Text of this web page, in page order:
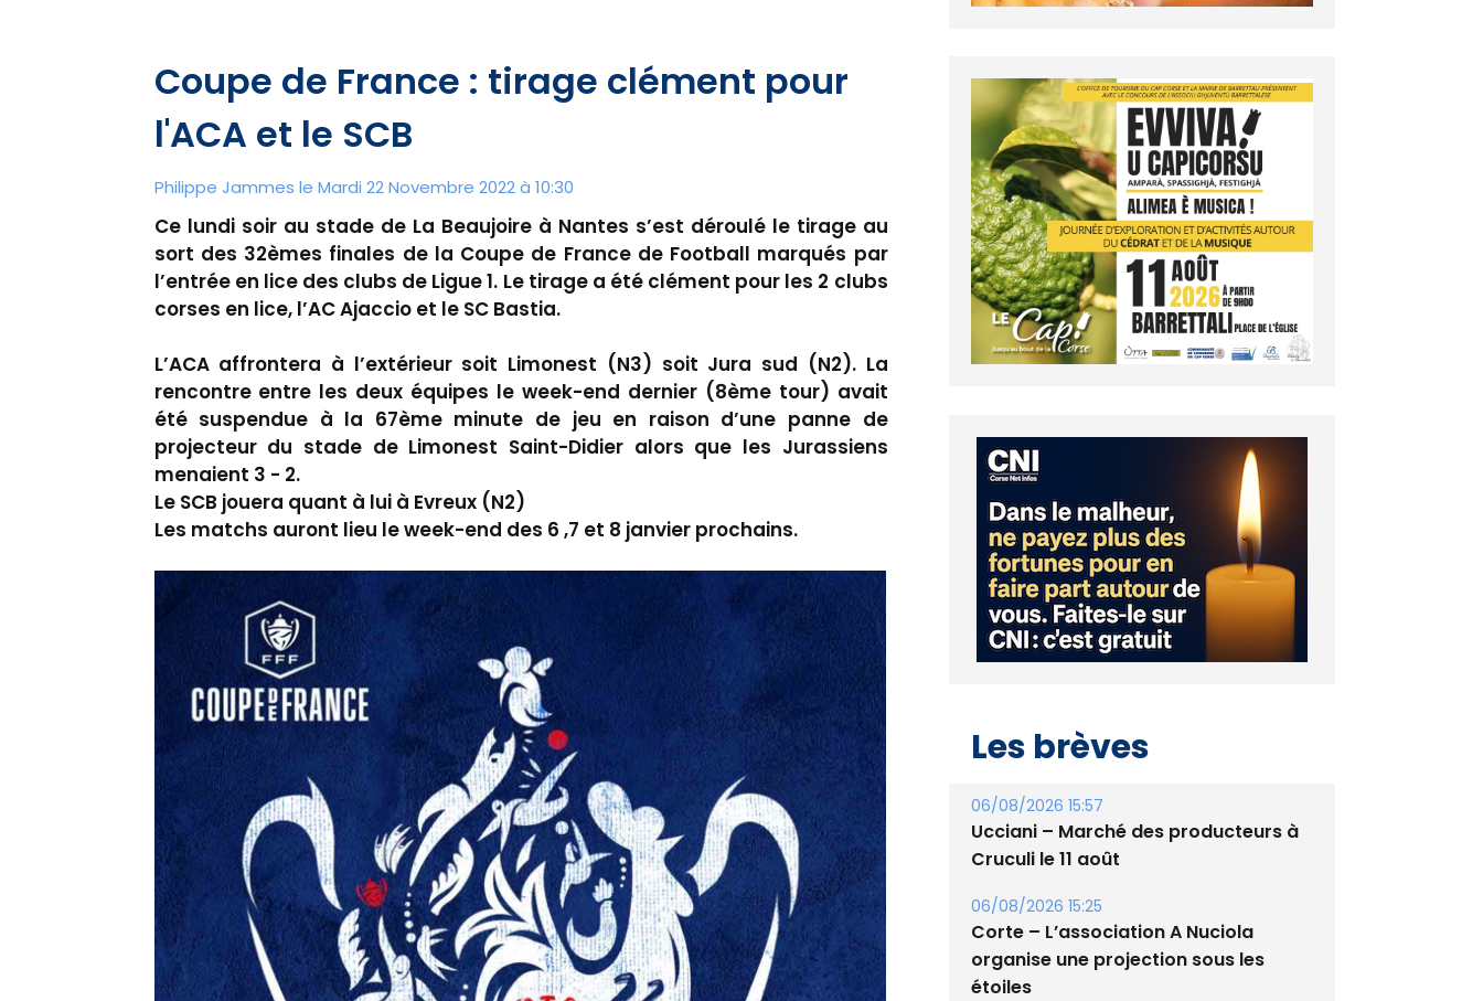
Coupe de France : tirage clément pour
l'ACA et le SCB
Philippe Jammes le Mardi 22 Novembre 2022 à 10:30
Ce lundi soir au stade de La Beaujoire à Nantes s’est déroulé le tirage au
sort des 32èmes finales de la Coupe de France de Football marqués par
l’entrée en lice des clubs de Ligue 1. Le tirage a été clément pour les 2 clubs
corses en lice, l’AC Ajaccio et le SC Bastia.
L’ACA affrontera à l’extérieur soit Limonest (N3) soit Jura sud (N2). La
rencontre entre les deux équipes le week-end dernier (8ème tour) avait
été suspendue à la 67ème minute de jeu en raison d’une panne de
projecteur du stade de Limonest Saint-Didier alors que les Jurassiens
menaient 3 - 2.
Le SCB jouera quant à lui à Evreux (N2)
Les matchs auront lieu le week-end des 6 ,7 et 8 janvier prochains.
Les brèves
06/08/2026 15:57
Ucciani – Marché des producteurs à
Cruculi le 11 août
06/08/2026 15:25
Corte – L’association A Nuciola
organise une projection sous les
étoiles